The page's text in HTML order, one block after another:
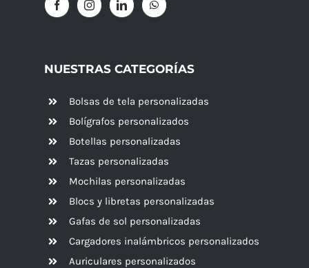
NUESTRAS CATEGORÍAS
Bolsas de tela personalizadas
Bolígrafos personalizados
Botellas personalizadas
Tazas personalizadas
Mochilas personalizadas
Blocs y libretas personalizadas
Gafas de sol personalizadas
Cargadores inalámbricos personalizados
Auriculares personalizados